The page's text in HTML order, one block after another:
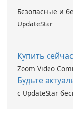
Безопасные и
UpdateStar
Купить сейчас
Zoom Video
Будьте
с UpdateStar